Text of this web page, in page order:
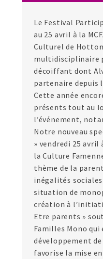
Le Festival
au 25 avril à la
Culturel de
multidisciplinaire
décoiffant dont
partenaire depuis
Cette année
présents tout au
l’événement,
Notre nouveau
» vendredi 25 avril
la Culture
thème de la
inégalités
situation de
création à
Etre parents »
Familles Mono qui
développement
favorise la mise en